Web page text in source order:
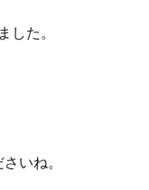
した。
いね。